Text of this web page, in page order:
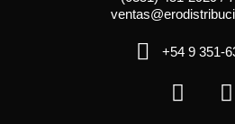
+54 9 351-